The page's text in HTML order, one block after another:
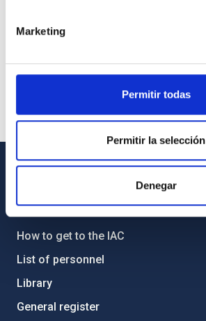
Marketing
Permitir todas
Permitir la selección
Denegar
How to get to the IAC
List of personnel
Library
General register